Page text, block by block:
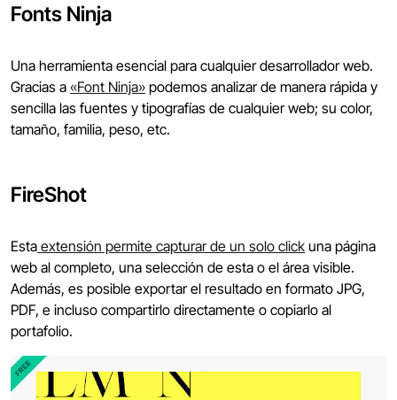
Fonts Ninja
Una herramienta esencial para cualquier desarrollador web.
Gracias a «Font Ninja» podemos analizar de manera rápida y
sencilla las fuentes y tipografías de cualquier web; su color,
tamaño, familia, peso, etc.
FireShot
Esta extensión permite capturar de un solo click una página
web al completo, una selección de esta o el área visible.
Además, es posible exportar el resultado en formato JPG,
PDF, e incluso compartirlo directamente o copiarlo al
portafolio.